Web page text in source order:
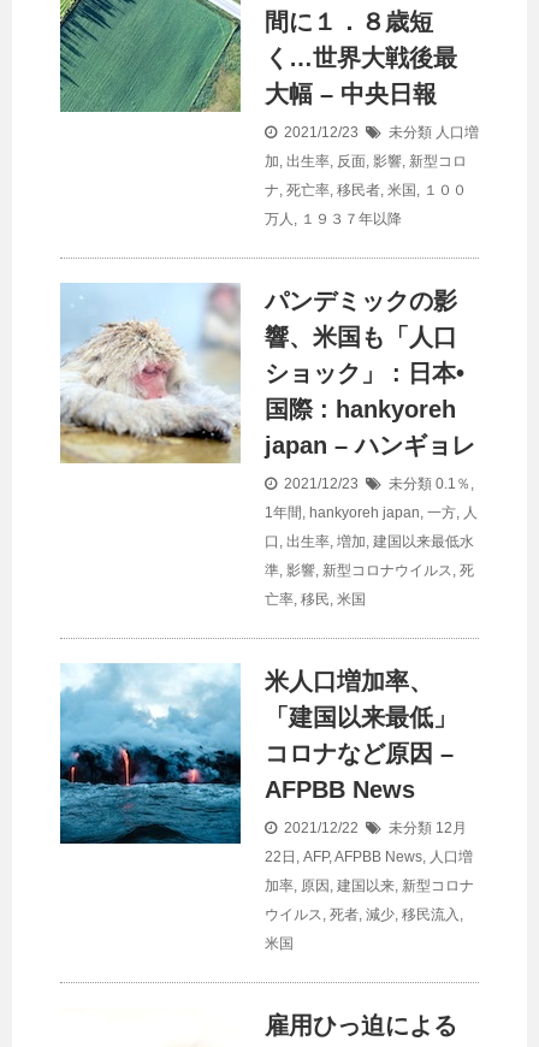
間に１．８歳短
く…世界大戦後最
大幅 – 中央日報
2021/12/23 未分類 人口増
加, 出生率, 反面, 影響, 新型コロ
ナ, 死亡率, 移民者, 米国 , １００
万人 , １９３７年以降
パンデミックの影
響、米国も「 人口
ショック」 : 日本•
国際 : hankyoreh
japan – ハンギョレ
2021/12/23 未分類 0.1％ ,
1年間 , hankyoreh japan, 一方, 人
口 , 出生率, 増加, 建国以来最低水
準, 影響, 新型コロナウイルス, 死
亡率, 移民, 米国
米人口増加率、
「建国以来最低」
コロナなど原因 –
AFPBB News
2021/12/22 未分類 12月
22日 , AFP,AFPBB News, 人口増
加率, 原因 , 建国以来, 新型コロナ
ウイルス, 死者, 減少, 移民流入 ,
米国
雇用ひっ迫による